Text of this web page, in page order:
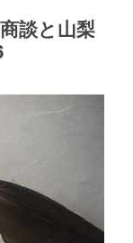
談と山梨